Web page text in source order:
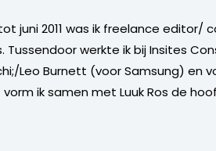
juni 2011 was ik freelance
werkte ik bij Insites
Leo Burnett (voor Samsung) en
vorm ik samen met Luuk Ros de